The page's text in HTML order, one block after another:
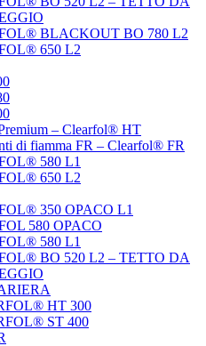
BLACKOUT BO 780 L2
650 L2
– Clearfol® HT
di fiamma FR – Clearfol® FR
580 L1
650 L2
350 OPACO L1
580 OPACO
580 L1
BO 520 L2 – TETTO DA
HT 300
ST 400